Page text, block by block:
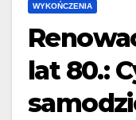
WYKOŃCZENIA
lat 80.: